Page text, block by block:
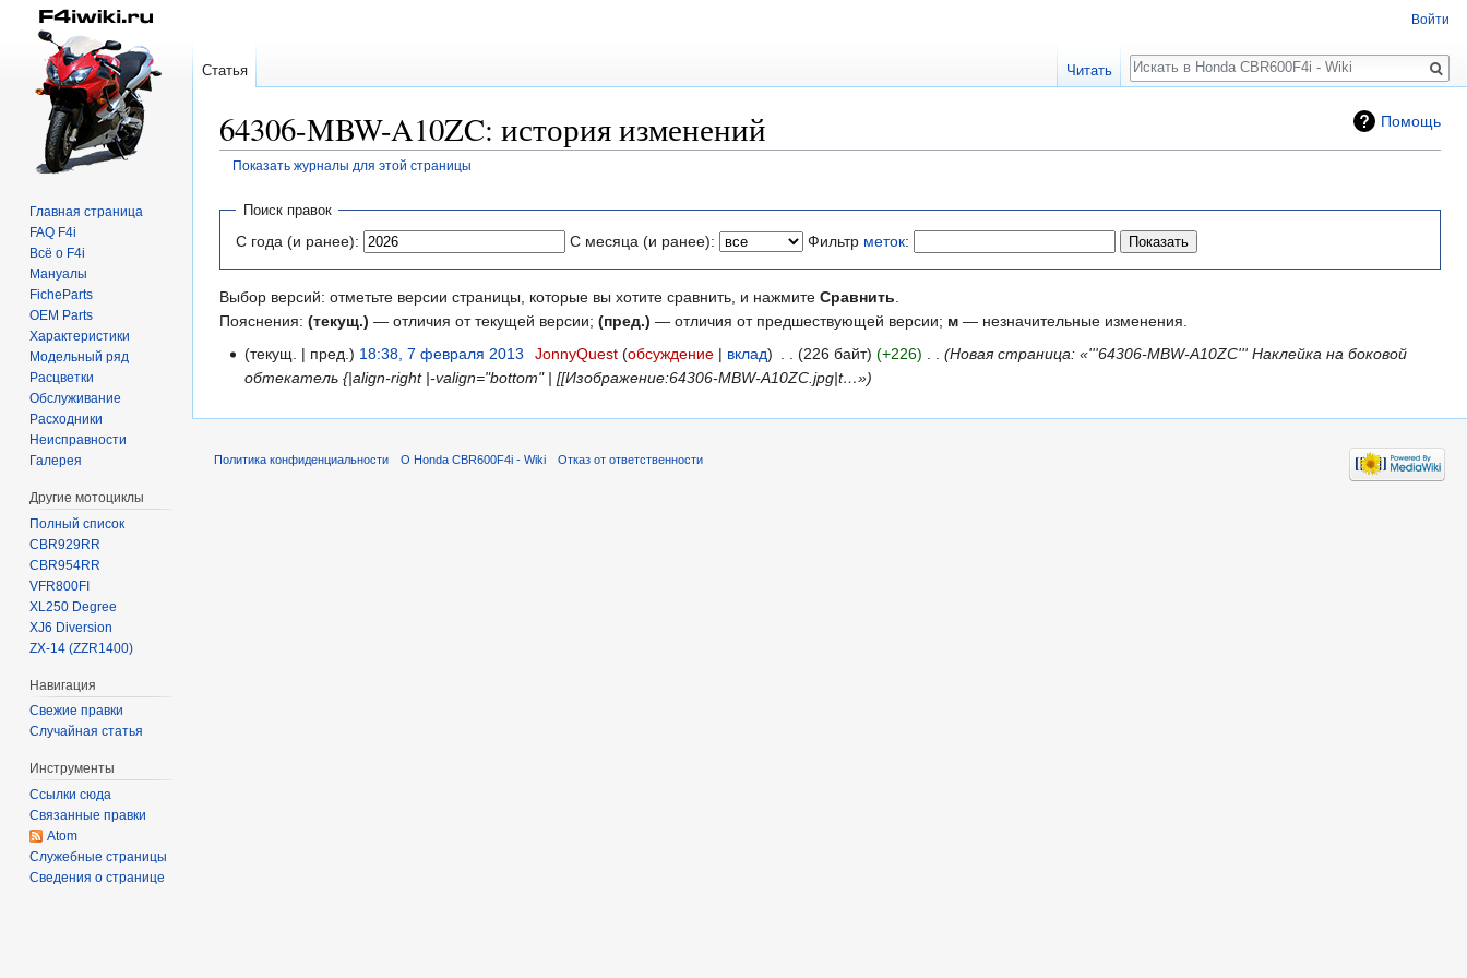
Помощь
64306-MBW-A10ZC: история изменений
Показать журналы для этой страницы
Перейти
навигации
Перейти
поиску
Поиск правок
С года (и ранее): С месяца (и ранее): Фильтр меток:
Выбор версий: отметьте версии страницы, которые вы хотите сравнить, и нажмите Сравнить
Пояснения: (текущ.) — отличия от текущей версии; (пред.) — отличия от предшествующей версии; м — незначительные изменения.
текущ.
пред. 18:38, 7 февраля 2013 JonnyQuest обсуждение вклад 226 байт +226
Новая страница: «'''64306-MBW-A10ZC''' Наклейка на боковой
обтекатель {|align-right |-valign="bottom" | [[Изображение:64306-MBW-A10ZC.jpg|t…»
Войти
Статья Читать
Поиск
Главная страница
FAQ F4i
Всё о F4i
Мануалы
FicheParts
OEM Parts
Характеристики
Модельный ряд
Расцветки
Обслуживание
Расходники
Неисправности
Галерея
Другие мотоциклы
Полный список
CBR929RR
CBR954RR
VFR800FI
XL250 Degree
XJ6 Diversion
ZX-14 (ZZR1400)
Навигация
Свежие правки
Случайная статья
Инструменты
Ссылки сюда
Связанные правки
Atom
Служебные страницы
Сведения о странице
Политика конфиденциальности О Honda CBR600F4i - Wiki Отказ от ответственности